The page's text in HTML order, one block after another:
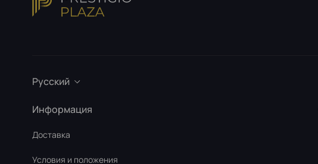
Русский
Информация
Доставка
Условия и положения